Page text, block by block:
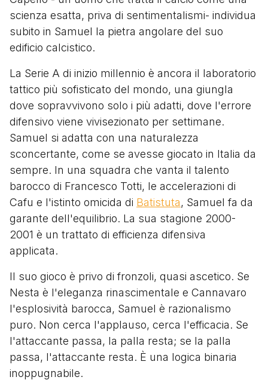
scienza esatta, priva di sentimentalismi- individua
subito in Samuel la pietra angolare del suo
edificio calcistico.
La Serie A di inizio millennio è ancora il laboratorio
tattico più sofisticato del mondo, una giungla
dove sopravvivono solo i più adatti, dove l'errore
difensivo viene vivisezionato per settimane.
Samuel si adatta con una naturalezza
sconcertante, come se avesse giocato in Italia da
sempre. In una squadra che vanta il talento
barocco di Francesco Totti, le accelerazioni di
Cafu e l'istinto omicida di Batistuta, Samuel fa da
garante dell'equilibrio. La sua stagione 2000-
2001 è un trattato di efficienza difensiva
applicata.
Il suo gioco è privo di fronzoli, quasi ascetico. Se
Nesta è l'eleganza rinascimentale e Cannavaro
l'esplosività barocca, Samuel è razionalismo
puro. Non cerca l'applauso, cerca l'efficacia. Se
l'attaccante passa, la palla resta; se la palla
passa, l'attaccante resta. È una logica binaria
inoppugnabile.